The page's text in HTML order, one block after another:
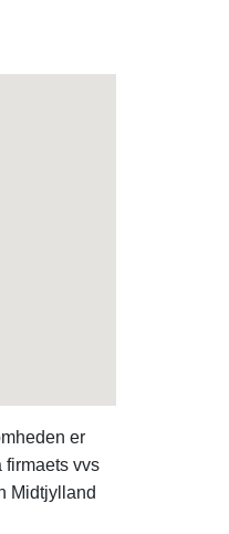
er
firmaets vvs
Midtjylland